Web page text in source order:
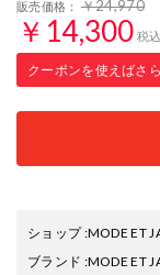
販売価格： ￥24,970
￥14,300 税込
クーポンを使えばさ
ショップ:MODE ET
ブランド :MODE ET